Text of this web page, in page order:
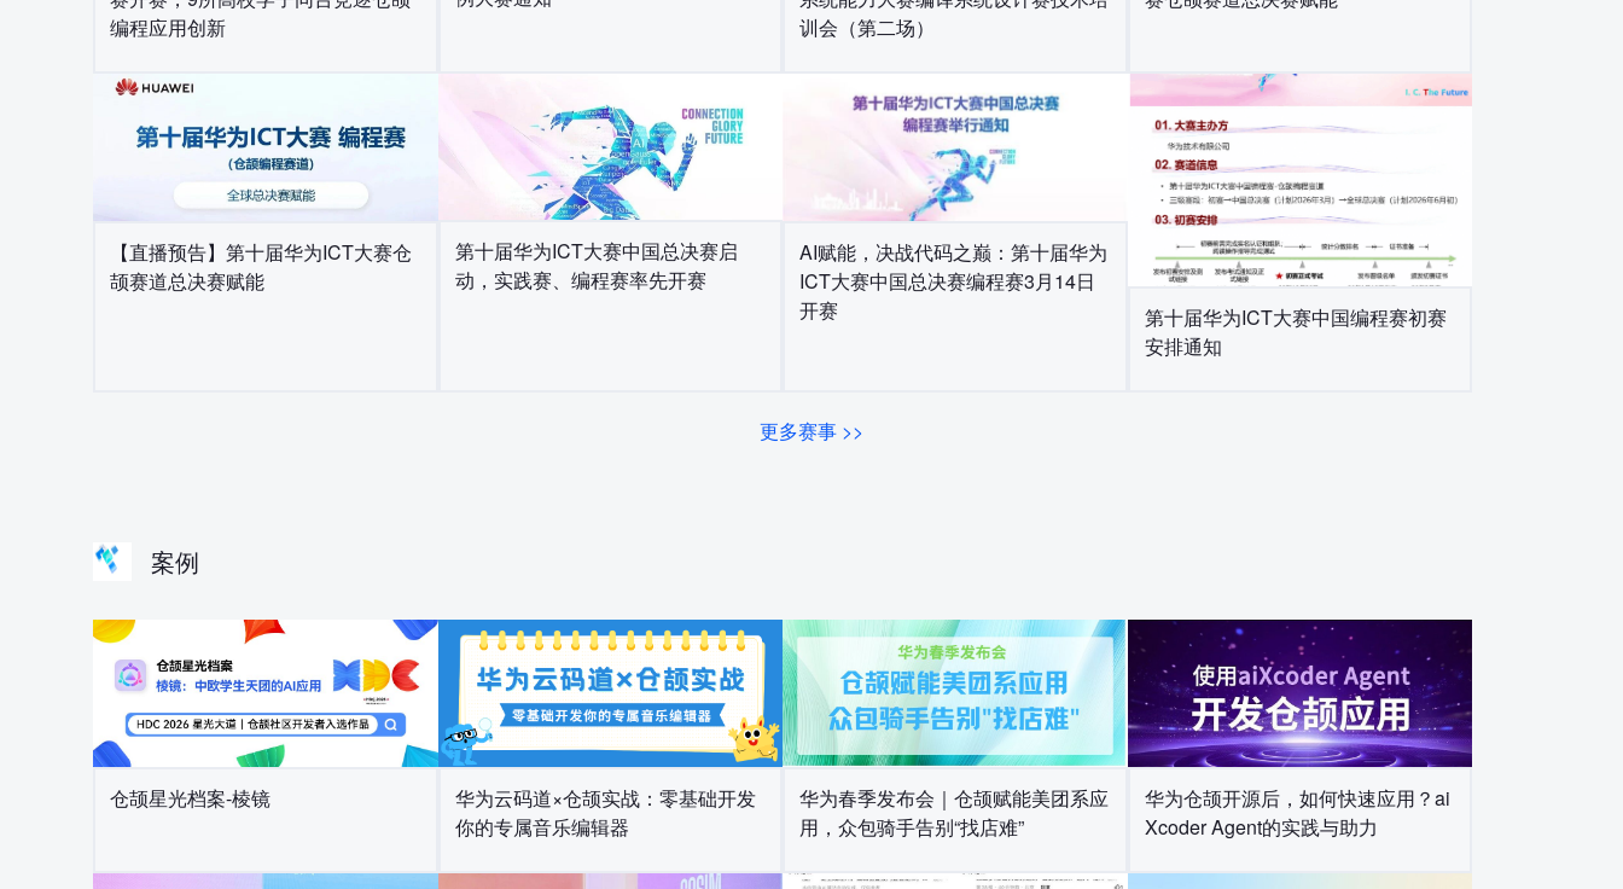
编程应用创新
训会（第二场）
【直播预告】第十届华为ICT大赛仓
颉赛道总决赛赋能
第十届华为ICT大赛中国总决赛启
动，实践赛、编程赛率先开赛
AI赋能，决战代码之巅：第十届华为
ICT大赛中国总决赛编程赛3月14日
开赛
第十届华为ICT大赛中国编程赛初赛
安排通知
更多赛事 >>
案例
仓颉星光档案-棱镜
华为云码道×仓颉实战：零基础开发
你的专属音乐编辑器
华为春季发布会｜仓颉赋能美团系应
用，众包骑手告别“找店难”
华为仓颉开源后，如何快速应用？ai
Xcoder Agent的实践与助力